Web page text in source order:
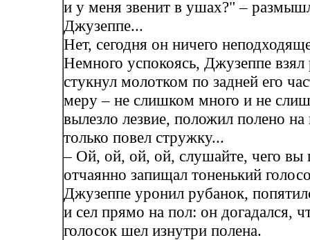
и у меня звенит в ушах?" –
Джузеппе...
Нет, сегодня он ничего
Немного успокоясь, Джузеппе взял
стукнул молотком по задней его
меру – не слишком много и не
вылезло лезвие, положил полено на
только повел стружку...
– Ой, ой, ой, ой, слушайте, чего вы
отчаянно запищал тоненький
Джузеппе уронил рубанок,
и сел прямо на пол: он догадался,
голосок шел изнутри полена.